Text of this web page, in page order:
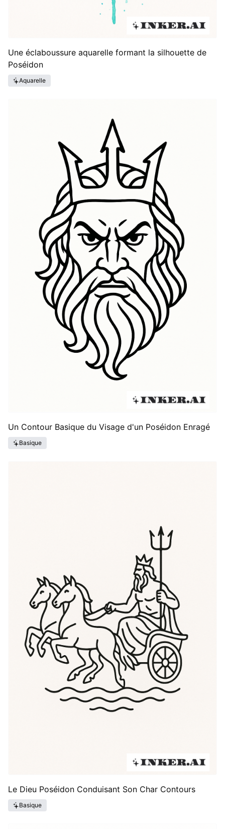
Une éclaboussure aquarelle formant la silhouette de
Poséidon
Aquarelle
Un Contour Basique du Visage d'un Poséidon Enragé
Basique
Le Dieu Poséidon Conduisant Son Char Contours
Basique